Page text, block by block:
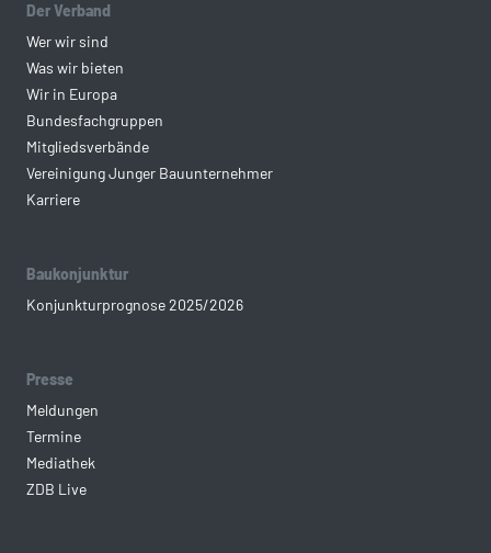
Der Verband
Wer wir sind
Was wir bieten
Wir in Europa
Bundesfachgruppen
Mitgliedsverbände
Vereinigung Junger Bauunternehmer
Karriere
Baukonjunktur
Konjunkturprognose 2025/2026
Presse
Meldungen
Termine
Mediathek
ZDB Live